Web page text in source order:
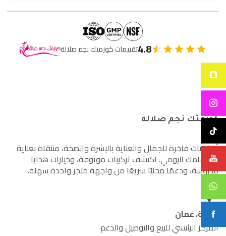
4.8تقييمات كوزمتك نجم صلالة
كوزمتك نجم صلاله
أساسيات فاخرة للجمال والعناية بالبشرة والصحة، منتقاة بعناية
لاهتمامك اليومي. اكتشف تركيبات موثوقة، وخيارات هدايا
مدروسة، ودعمًا محليًا سريعًا من واجهة متجر واحدة سهلة.
صلالة، عُمان
المركز الرئيسي للبيع والتوصيل والدعم